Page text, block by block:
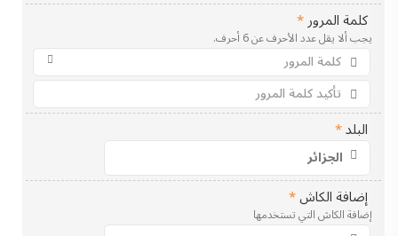
كلمة المرور*
يجب ألا يقل عدد الأحرف عن 6 أحرف.
البلد*
إضافة الكاش*
إضافة الكاش التي تستخدمها